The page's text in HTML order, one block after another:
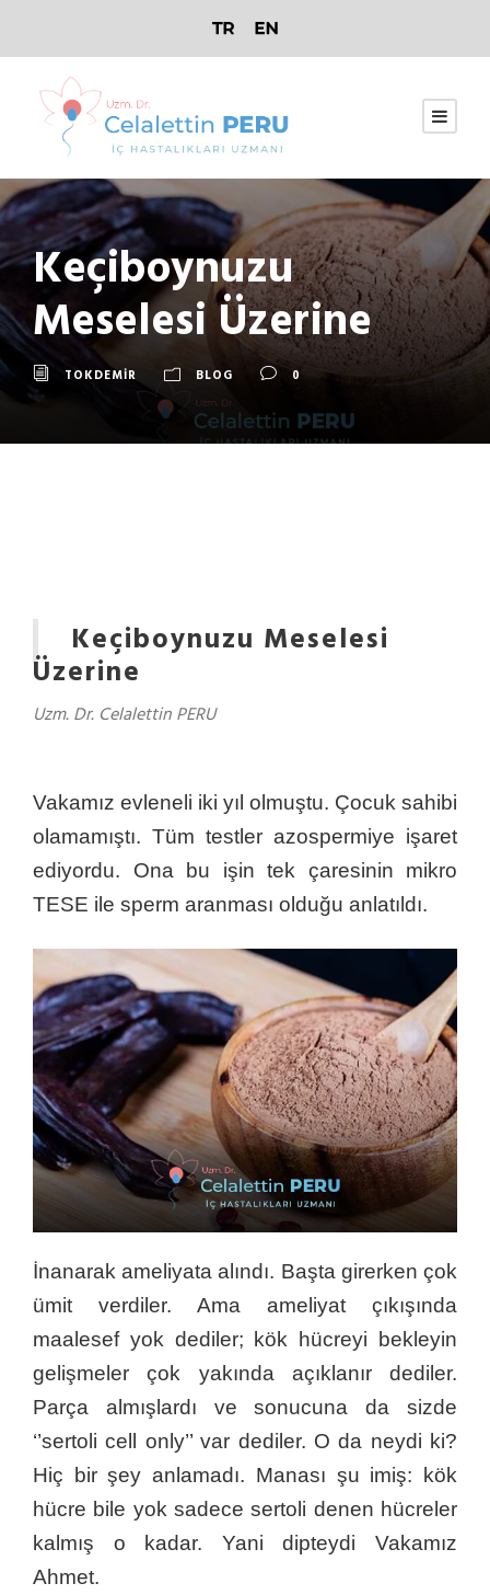
Keçiboynuzu
Meselesi Üzerine
TOKDEMIR BLOG 0
Keçiboynuzu Meselesi
Üzerine
Uzm. Dr. Celalettin PERU
Vakamız evleneli iki yıl olmuştu. Çocuk sahibi
olamamıştı. Tüm testler azospermiye işaret
ediyordu. Ona bu işin tek çaresinin mikro
TESE ile sperm aranması olduğu anlatıldı.
İnanarak ameliyata alındı. Başta girerken çok
ümit verdiler. Ama ameliyat çıkışında
maalesef yok dediler; kök hücreyi bekleyin
gelişmeler çok yakında açıklanır dediler.
Parça almışlardı ve sonucuna da sizde
‘’sertoli cell only’’ var dediler. O da neydi ki?
Hiç bir şey anlamadı. Manası şu imiş: kök
hücre bile yok sadece sertoli denen hücreler
kalmış o kadar. Yani dipteydi Vakamız
Ahmet.